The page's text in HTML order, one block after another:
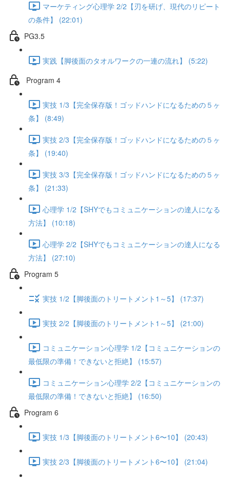
マーケティング心理学 2/2【刃を研げ、現代のリピート
の条件】 (22:01)
PG3.5
実践【脚後面のタオルワークの一連の流れ】 (5:22)
Program 4
実技 1/3【完全保存版！ゴッドハンドになるための５ヶ
条】 (8:49)
実技 2/3【完全保存版！ゴッドハンドになるための５ヶ
条】 (19:40)
実技 3/3【完全保存版！ゴッドハンドになるための５ヶ
条】 (21:33)
心理学 1/2【SHYでもコミュニケーションの達人になる
方法】 (10:18)
心理学 2/2【SHYでもコミュニケーションの達人になる
方法】 (27:10)
Program 5
実技 1/2【脚後面のトリートメント1～5】 (17:37)
実技 2/2【脚後面のトリートメント1～5】 (21:00)
コミュニケーション心理学 1/2【コミュニケーションの
最低限の準備！できないと拒絶】 (15:57)
コミュニケーション心理学 2/2【コミュニケーションの
最低限の準備！できないと拒絶】 (16:50)
Program 6
実技 1/3【脚後面のトリートメント6〜10】 (20:43)
実技 2/3【脚後面のトリートメント6〜10】 (21:04)